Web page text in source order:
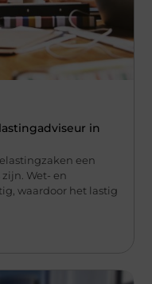
in
een
Wet- en
waardoor het lastig